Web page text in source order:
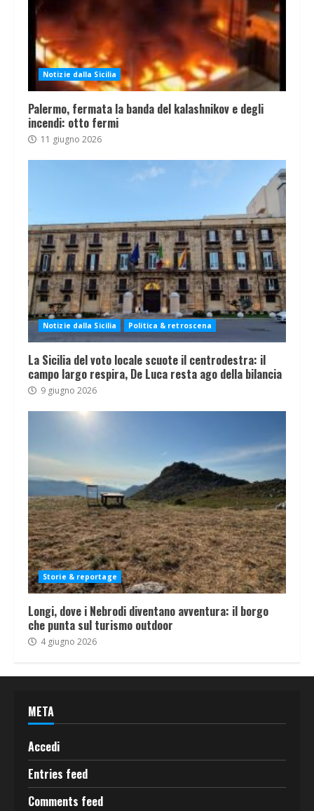
Notizie dalla Sicilia
Palermo, fermata la banda del kalashnikov e degli
incendi: otto fermi
11 giugno 2026
Notizie dalla Sicilia Politica & retroscena
La Sicilia del voto locale scuote il centrodestra: il
campo largo respira, De Luca resta ago della bilancia
9 giugno 2026
Storie & reportage
Longi, dove i Nebrodi diventano avventura: il borgo
che punta sul turismo outdoor
4 giugno 2026
META
Accedi
Entries feed
Comments feed